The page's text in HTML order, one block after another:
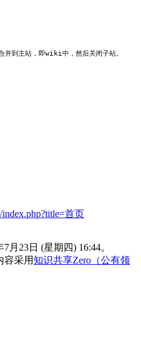
并到主站，即wiki中，然后关闭子站。
index.php?title=首页
月23日 (星期四) 16:44。
容采用知识共享Zero（公有领